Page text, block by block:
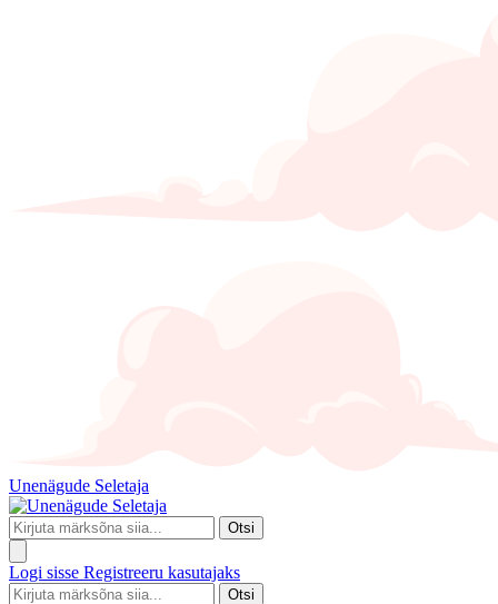
Unenägude Seletaja
Otsi
Logi sisse Registreeru kasutajaks
Otsi